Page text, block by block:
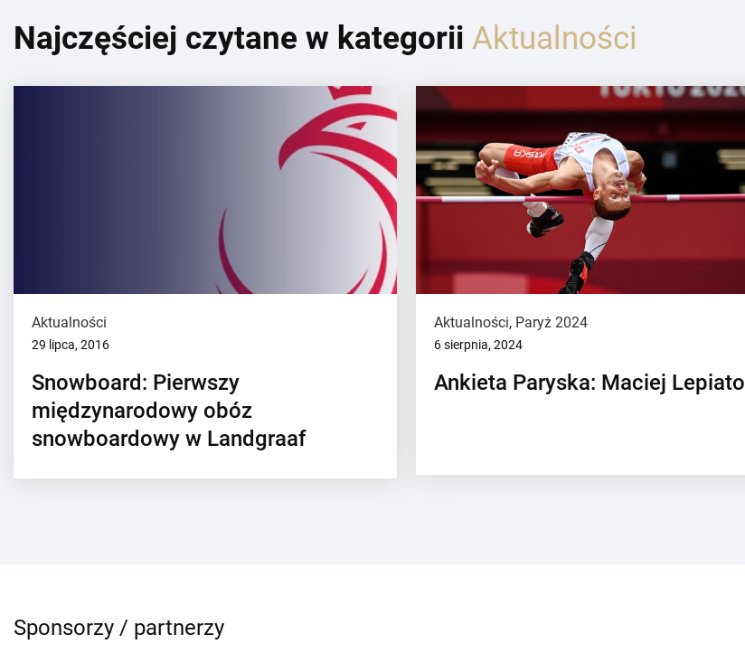
Najczęściej czytane w kategorii Aktualności
Aktualności
29 lipca, 2016
Snowboard: Pierwszy
międzynarodowy obóz
snowboardowy w Landgraaf
Aktualności, Paryż 2024
6 sierpnia, 2024
Ankieta Paryska: Maciej Lepiato
Sponsorzy / partnerzy